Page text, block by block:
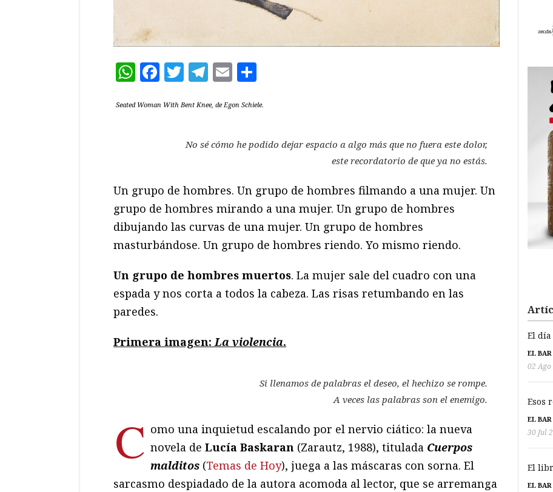
WhatsApp
Facebook
Twitter
Telegram
Email
Seated Woman With Bent Knee, de Egon Schiele.
No sé cómo he podido dejar espacio a algo más que no fuera este dolor,
este recordatorio de que ya no estás.
Un grupo de hombres. Un grupo de hombres filmando a una mujer. Un
grupo de hombres mirando a una mujer. Un grupo de hombres
dibujando las curvas de una mujer. Un grupo de hombres
masturbándose. Un grupo de hombres riendo. Yo mismo riendo.
Un grupo de hombres muertos. La mujer sale del cuadro con una
espada y nos corta a todos la cabeza. Las risas retumbando en las
paredes.
Primera imagen:La violencia.
Si llenamos de palabras el deseo, el hechizo se rompe.
A veces las palabras son el enemigo.
C omo una inquietud escalando por el nervio ciático: la nueva
novela de Lucía Baskaran (Zarautz, 1988), titulada Cuerpos
malditos (Temas de Hoy), juega a las máscaras con sorna. El
sarcasmo despiadado de la autora acomoda al lector, que se arremanga
El
EL
02
Esos
EL
30 Jul
El
EL